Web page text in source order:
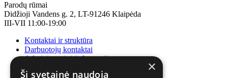
Parodų rūmai
Didžioji Vandens g. 2, LT-91246 Klaipėda
III-VII 11:00-19:00
Kontaktai ir struktūra
Darbuotojų kontaktai
Administracinė informacija
Korupcijos prevencija
×
Ši svetainė naudoja